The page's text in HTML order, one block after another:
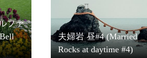
ファ
夫婦岩 昼#4 (Married
Rocks at daytime #4)